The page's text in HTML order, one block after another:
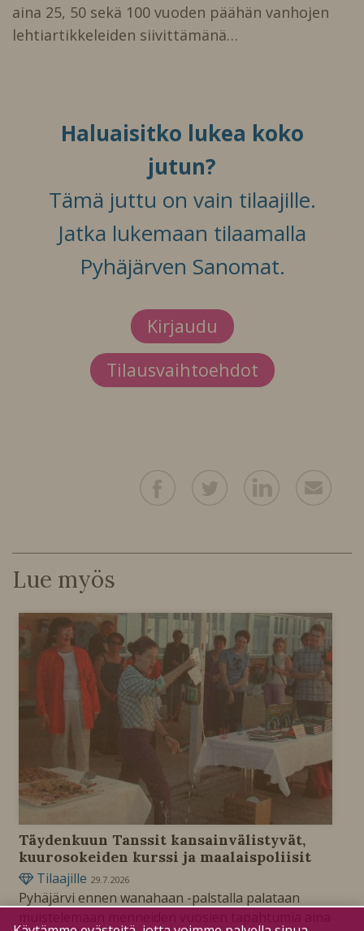
aina 25, 50 sekä 100 vuoden päähän vanhojen
lehtiartikkeleiden siivittämänä…
Haluaisitko lukea koko
jutun?
Tämä juttu on vain tilaajille.
Jatka lukemaan tilaamalla
Pyhäjärven Sanomat.
Kirjaudu
Tilausvaihtoehdot
Lue myös
Täydenkuun Tanssit kansainvälistyvät,
kuurosokeiden kurssi ja maalaispoliisit
Tilaajille 29.7.2026
Pyhäjärvi ennen wanahaan -palstalla palataan